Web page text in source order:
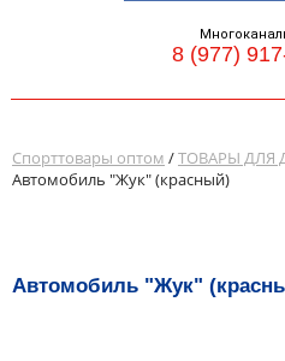
8 (977)
Спорттовары оптом /ТОВАРЫ ДЛЯ
Автомобиль "Жук" (красный)
Автомобиль "Жук"